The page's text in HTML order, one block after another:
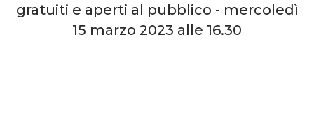
gratuiti e aperti al pubblico - mercoledì
15 marzo 2023 alle 16.30